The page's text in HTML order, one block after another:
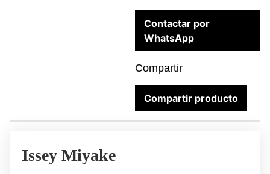
Contactar por
WhatsApp
Compartir
Compartir producto
Issey Miyake